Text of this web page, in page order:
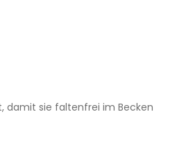
damit sie faltenfrei im Becken